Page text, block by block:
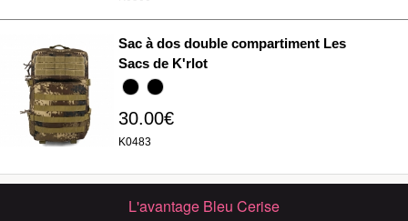
Sac à dos double compartiment Les
Sacs de K'rlot
30.00€
K0483
L'avantage Bleu Cerise